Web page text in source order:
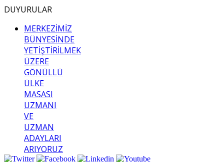
DUYURULAR
MERKEZİMİZ
BÜNYESİNDE
YETİŞTİRİLMEK
ÜZERE
GÖNÜLLÜ
ÜLKE
MASASI
UZMANI
VE
UZMAN
ADAYLARI
ARIYORUZ